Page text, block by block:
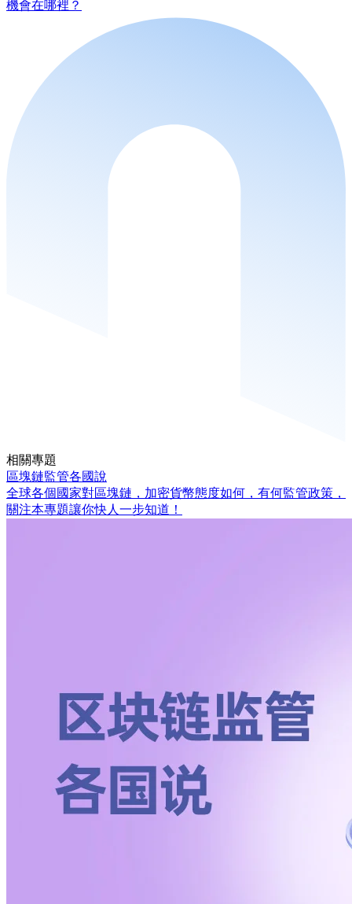
機會在哪裡？
相關專題
區塊鏈監管各國說
全球各個國家對區塊鏈，加密貨幣態度如何，有何監管政策，
關注本專題讓你快人一步知道！